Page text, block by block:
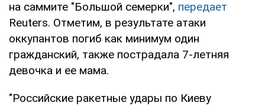
на саммите "Большой семерки", передает
Reuters. Отметим, в результате атаки
оккупантов погиб как минимум один
гражданский, также пострадала 7-летняя
девочка и ее мама.
"Российские ракетные удары по Киеву